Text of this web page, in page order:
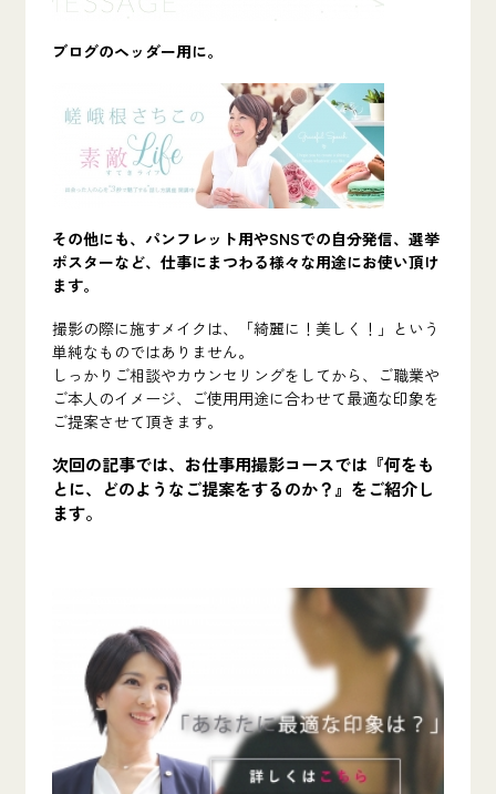
ブログのヘッダー用に。
その他にも、パンフレット用やSNSでの自分発信、選挙
ポスターなど、仕事にまつわる様々な用途にお使い頂け
ます。
撮影の際に施すメイクは、「綺麗に！美しく！」という
単純なものではありません。
しっかりご相談やカウンセリングをしてから、ご職業や
ご本人のイメージ、ご使用用途に合わせて最適な印象を
ご提案させて頂きます。
次回の記事では、お仕事用撮影コースでは 『何をも
とに、どのようなご提案をするのか？』 をご紹介し
ます。